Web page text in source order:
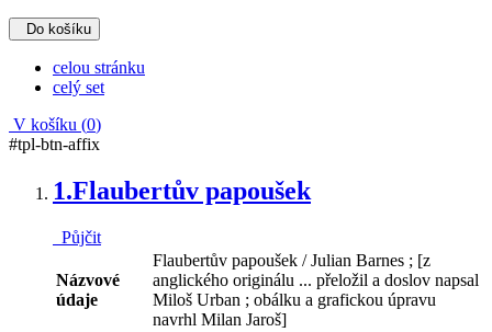
Do košíku
celou stránku
celý set
V košíku (0)
#tpl-btn-affix
1.Flaubertův papoušek
Půjčit
Názvové
údaje
Flaubertův papoušek / Julian Barnes ; [z
anglického originálu ... přeložil a doslov napsal
Miloš Urban ; obálku a grafickou úpravu
navrhl Milan Jaroš]